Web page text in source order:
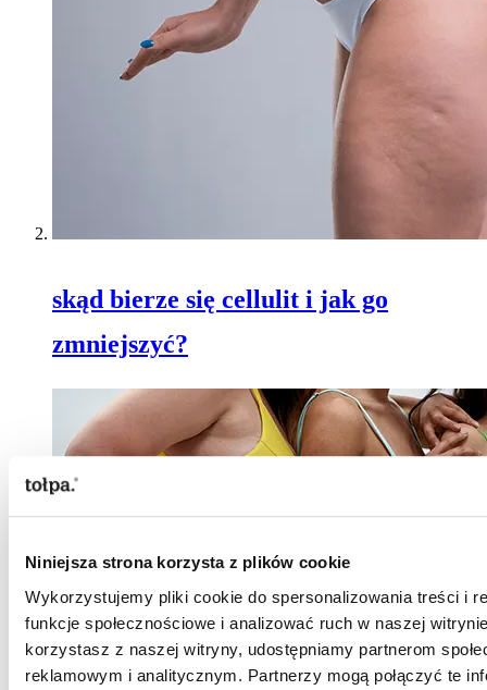
Niniejsza strona korzysta z plików cookie
Wykorzystujemy pliki cookie do spersonalizowania treści i
funkcje społecznościowe i analizować ruch w naszej
korzystasz z naszej witryny, udostępniamy partnerom
reklamowym i analitycznym. Partnerzy mogą połączyć te
skąd bierze się cellulit i jak go
zmniejszyć?